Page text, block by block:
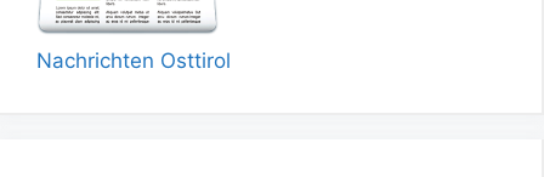
Nachrichten Osttirol